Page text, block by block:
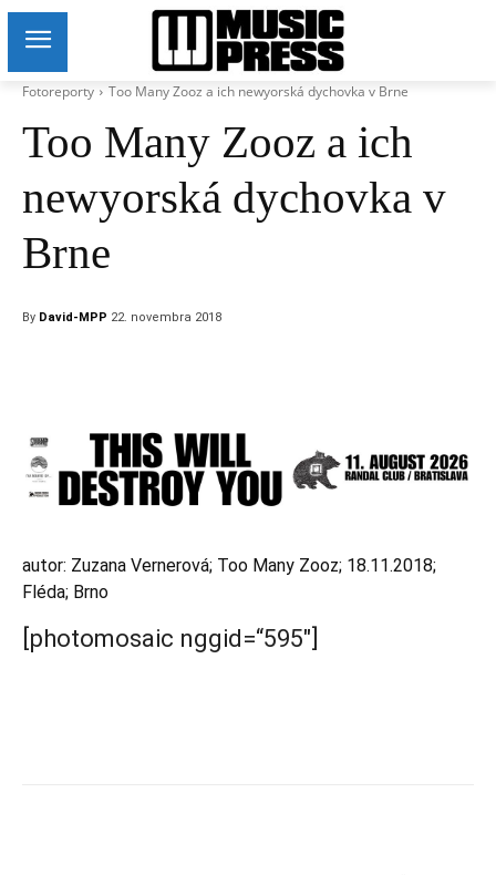
Fotoreporty Too Many Zooz a ich newyorská dychovka v Brne
Too Many Zooz a ich
newyorská dychovka v
Brne
By David-MPP 22. novembra 2018
autor: Zuzana Vernerová; Too Many Zooz; 18.11.2018;
Fléda; Brno
[photomosaic nggid=“595″]